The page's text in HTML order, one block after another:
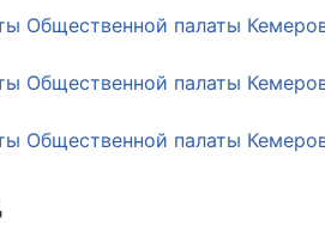
ЦОН
Общественной палаты
Общественной палаты
Общественной палаты